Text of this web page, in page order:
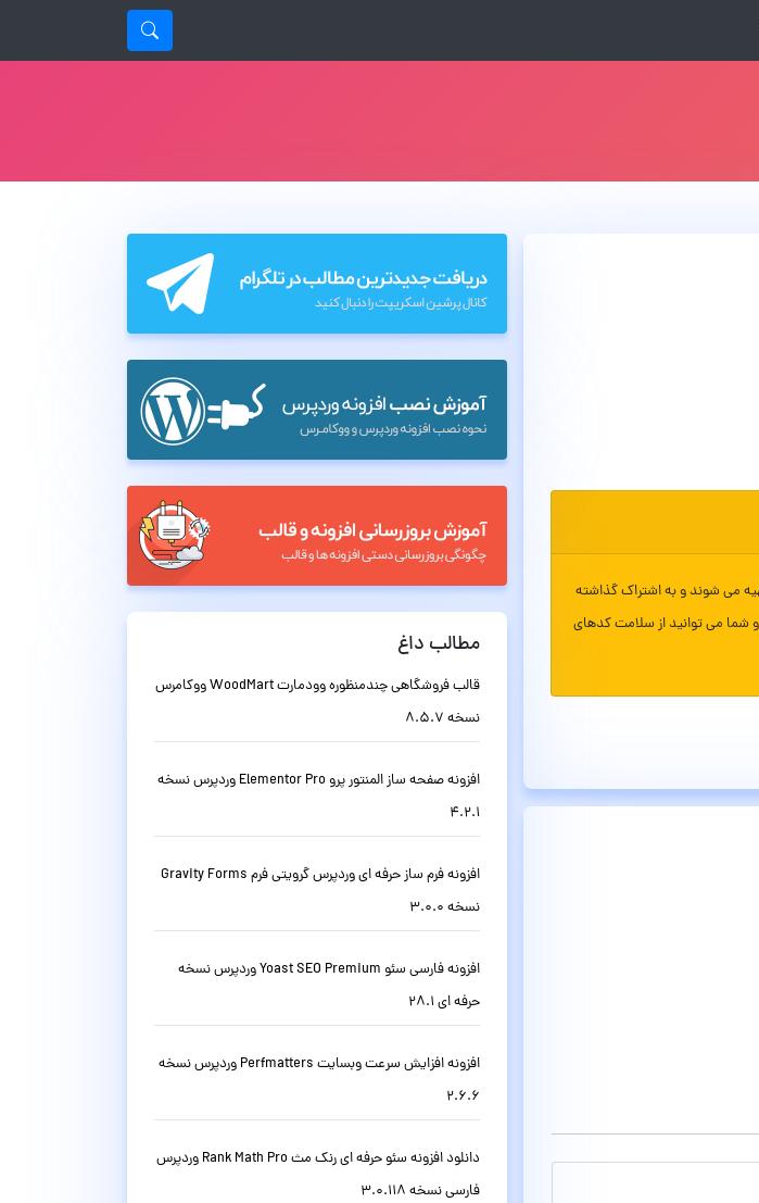
می شوند و به اشتراک گذاشته
شما می توانید از سلامت کدهای
مطالب داغ
قالب فروشگاهی چندمنظوره وودمارت WoodMart ووکامرس
نسخه 8.5.7
افزونه صفحه ساز المنتور پرو Elementor Pro وردپرس نسخه
4.2.1
افزونه فرم ساز حرفه ای وردپرس گرویتی فرم Gravity Forms
نسخه 3.0.0
افزونه فارسی سئو Yoast SEO Premium وردپرس نسخه
حرفه ای 28.1
افزونه افزایش سرعت وبسایت Perfmatters وردپرس نسخه
2.6.6
دانلود افزونه سئو حرفه ای رنک مث Rank Math Pro وردپرس
فارسی نسخه 3.0.118